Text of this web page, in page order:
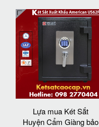
Lựa mua Két Sắt
Huyện Cẩm Giàng bảo